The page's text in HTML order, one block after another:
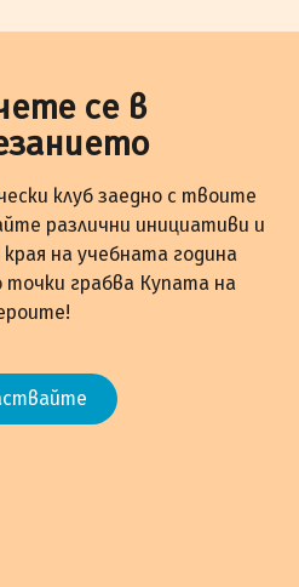
се в
клуб заедно с твоите
различни инициативи и
на учебната година
точки грабва Купата на